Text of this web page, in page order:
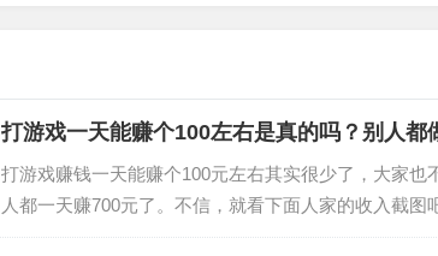
打游戏一天能赚个100左右是真的吗？别人都
打游戏赚钱一天能赚个100元左右其实很少了，大家也
人都一天赚700元了。不信，就看下面人家的收入截
犬一天收益有768元多点，他这个收益还不是自己玩